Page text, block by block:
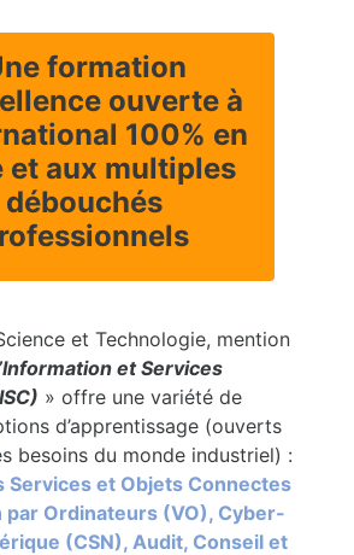
formation
ouverte à
100% en
et aux multiples
débouchés
et Technologie, mention
et Services
» offre une variété de
d’apprentissage (ouverts
besoins du monde industriel) :
Services et Objets Connectes
par Ordinateurs (VO), Cyber-
(CSN), Audit, Conseil et